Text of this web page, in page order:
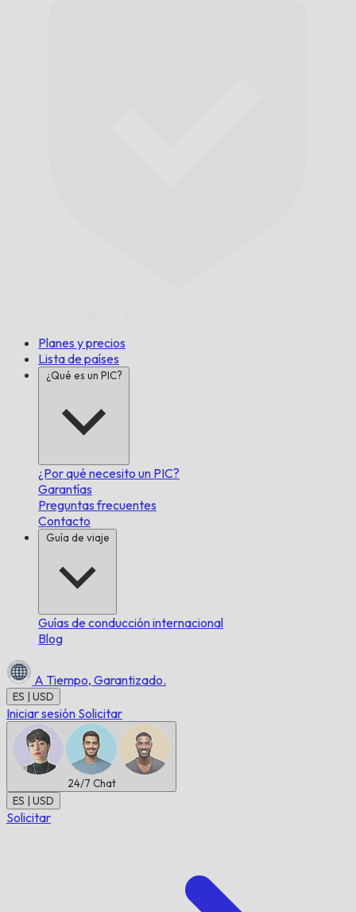
Planes y precios
Lista de países
¿Qué es un PIC?
¿Por qué necesito un PIC?
Garantías
Preguntas frecuentes
Contacto
Guía de viaje
Guías de conducción internacional
Blog
A Tiempo, Garantizado.
ES | USD
Iniciar sesión Solicitar
24/7 Chat
ES | USD
Solicitar